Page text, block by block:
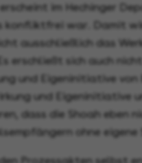
im Hechinger
konfliktfrei war. Damit
ausschließlich das
erschließt sich auch
und Eigeninitiative
und Eigeninitiative
dass die Shoah
ohne